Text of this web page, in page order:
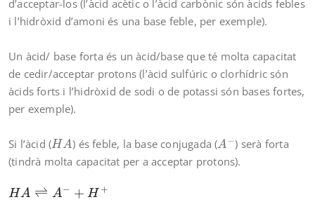
d’acceptar-los (l’àcid acètic o l’àcid carbònic són àcids febles
i l’hidròxid d’amoni és una base feble, per exemple).
Un àcid/ base forta és un àcid/base que té molta capacitat
de cedir/acceptar protons (l’àcid sulfúric o clorhídric són
àcids forts i l’hidròxid de sodi o de potassi són bases fortes,
per exemple).
Si l’àcid (HA
HA ) és feble, la base conjugada (A−
A−) serà forta
(tindrà molta capacitat per a acceptar protons).
HA ⇌ A− + H +
HA⇌A− +H +